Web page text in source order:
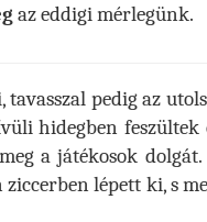
az eddigi mérlegünk.
pedig az
hidegben feszültek
a játékosok
ziccerben lépett ki, s